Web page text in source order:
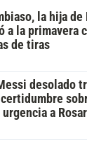
la hija
a la primavera
de tiras
desolado
a